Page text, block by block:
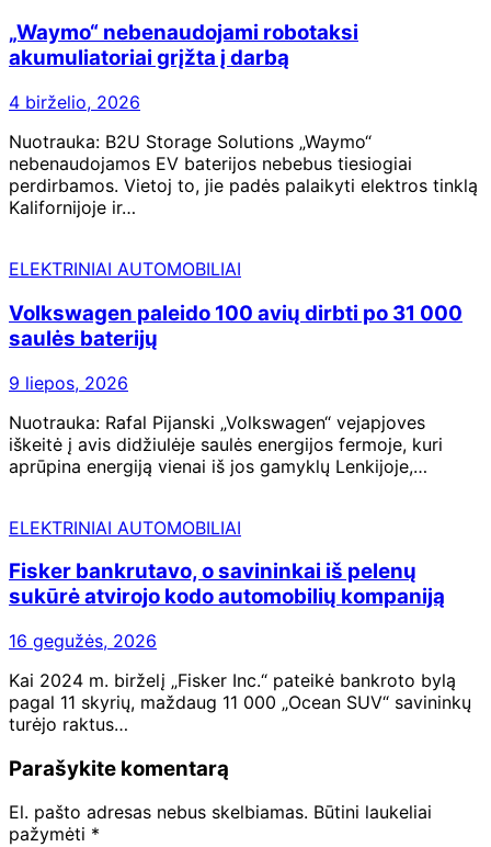
„Waymo“ nebenaudojami robotaksi
akumuliatoriai grįžta į darbą
4 birželio, 2026
Nuotrauka: B2U Storage Solutions „Waymo“
nebenaudojamos EV baterijos nebebus tiesiogiai
perdirbamos. Vietoj to, jie padės palaikyti elektros tinklą
Kalifornijoje ir…
ELEKTRINIAI AUTOMOBILIAI
Volkswagen paleido 100 avių dirbti po 31 000
saulės baterijų
9 liepos, 2026
Nuotrauka: Rafal Pijanski „Volkswagen“ vejapjoves
iškeitė į avis didžiulėje saulės energijos fermoje, kuri
aprūpina energiją vienai iš jos gamyklų Lenkijoje,…
ELEKTRINIAI AUTOMOBILIAI
Fisker bankrutavo, o savininkai iš pelenų
sukūrė atvirojo kodo automobilių kompaniją
16 gegužės, 2026
Kai 2024 m. birželį „Fisker Inc.“ pateikė bankroto bylą
pagal 11 skyrių, maždaug 11 000 „Ocean SUV“ savininkų
turėjo raktus…
Parašykite komentarą
El. pašto adresas nebus skelbiamas. Būtini laukeliai
pažymėti *